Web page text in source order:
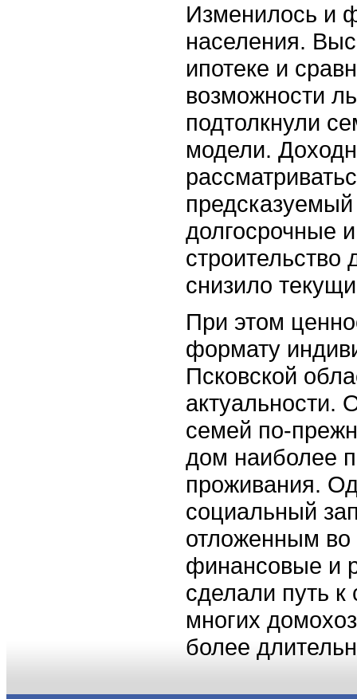
Изменилось и
населения.
ипотеке и
возможности
подтолкнули
модели.
долгосрочные
строительство
снизило
При этом
формату
Псковской
актуальности.
семей по-
дом наиболее
проживания.
социальный
отложенным во
финансовые и
сделали путь
многих
более